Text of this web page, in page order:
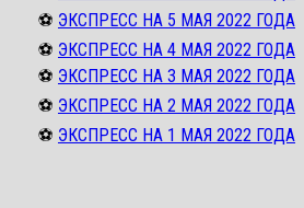
⚽ ЭКСПРЕСС НА 5 МАЯ 2022 ГОДА
⚽ ЭКСПРЕСС НА 4 МАЯ 2022 ГОДА
⚽ ЭКСПРЕСС НА 3 МАЯ 2022 ГОДА
⚽ ЭКСПРЕСС НА 2 МАЯ 2022 ГОДА
⚽ ЭКСПРЕСС НА 1 МАЯ 2022 ГОДА